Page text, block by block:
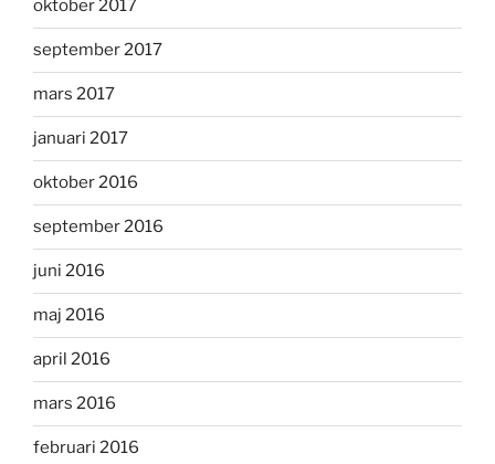
oktober 2017
september 2017
mars 2017
januari 2017
oktober 2016
september 2016
juni 2016
maj 2016
april 2016
mars 2016
februari 2016